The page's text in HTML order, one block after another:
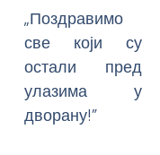
„Поздравимо
све који су
остали пред
улазима у
дворану!”